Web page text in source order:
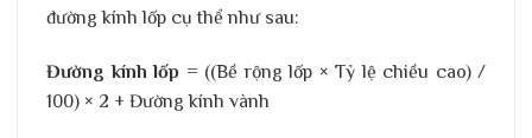
đường kính lốp cụ thể như sau:
Đường kính lốp = ((Bề rộng lốp × Tỷ lệ chiều cao) /
100) × 2 + Đường kính vành